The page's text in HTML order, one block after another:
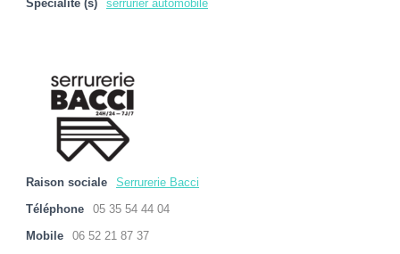
Spécialité (s) serrurier automobile
Raison sociale Serrurerie Bacci
Téléphone 05 35 54 44 04
Mobile 06 52 21 87 37